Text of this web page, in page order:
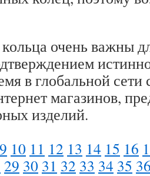
очень важны
в глобальной
магазинов,
изделий.
9 10 11 12 13 14 15 16
29 30 31 32 33 34 35